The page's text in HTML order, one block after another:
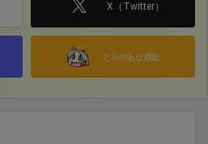
X（Twitter）
とらのあな通販